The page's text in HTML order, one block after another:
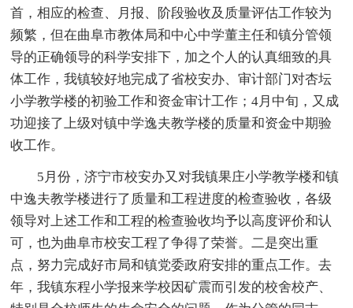
首，相应的检查、月报、阶段验收及质量评估工作较为
频繁，但在曲阜市教体局和中心中学董主任和镇分管领
导的正确领导的科学安排下，加之个人的认真细致的具
体工作，我镇较好地完成了省校安办、审计部门对杏坛
小学教学楼的初验工作和资金审计工作；4月中旬，又成
功迎接了上级对镇中学逸夫教学楼的质量和资金中期验
收工作。
5月份，济宁市校安办又对我镇果庄小学教学楼和镇
中逸夫教学楼进行了质量和工程进度的检查验收，各级
领导对上述工作和工程的检查验收均予以高度评价和认
可，也为曲阜市校安工程了争得了荣誉。二是突出重
点，努力完成好市局和镇党委政府安排的重点工作。去
年，我镇东程小学报来学校因矿震而引发的校舍校产、